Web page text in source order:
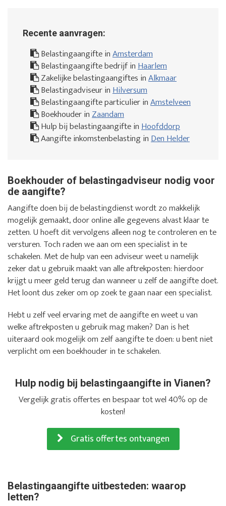
Recente aanvragen:
Belastingaangifte inAmsterdam
Belastingaangifte bedrijf inHaarlem
Zakelijke belastingaangiftes inAlkmaar
Belastingadviseur inHilversum
Belastingaangifte particulier inAmstelveen
Boekhouder inZaandam
Hulp bij belastingaangifte inHoofddorp
Aangifte inkomstenbelasting inDen Helder
Boekhouder of belastingadviseur nodig voor
de aangifte?
Aangifte doen bij de belastingdienst wordt zo makkelijk
mogelijk gemaakt, door online alle gegevens alvast klaar te
zetten. U hoeft dit vervolgens alleen nog te controleren en te
versturen. Toch raden we aan om een specialist in te
schakelen. Met de hulp van een adviseur weet u namelijk
zeker dat u gebruik maakt van alle aftrekposten: hierdoor
krijgt u meer geld terug dan wanneer u zelf de aangifte doet.
Het loont dus zeker om op zoek te gaan naar een specialist.
Hebt u zelf veel ervaring met de aangifte en weet u van
welke aftrekposten u gebruik mag maken? Dan is het
uiteraard ook mogelijk om zelf aangifte te doen: u bent niet
verplicht om een boekhouder in te schakelen.
Hulp nodig bij belastingaangifte in Vianen?
Vergelijk gratis offertes en bespaar tot wel 40% op de
kosten!
Gratis offertes ontvangen
Belastingaangifte uitbesteden: waarop
letten?